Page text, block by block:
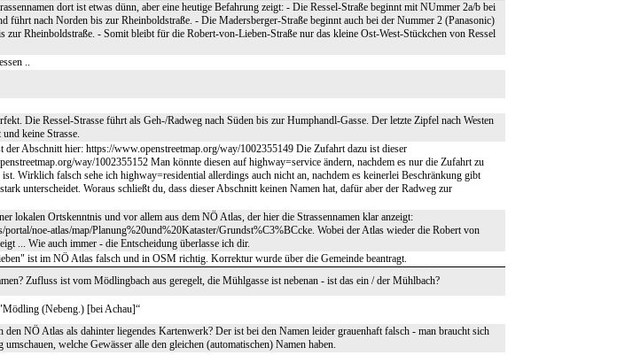
dort ist etwas dünn, aber eine heutige Befahrung zeigt: - Die Ressel-Straße beginnt mit NUmmer 2a/b bei
führt nach Norden bis zur Rheinboldstraße. - Die Madersberger-Straße beginnt auch bei der Nummer 2 (Panasonic)
zur Rheinboldstraße. - Somit bleibt für die Robert-von-Lieben-Straße nur das kleine Ost-West-Stückchen von Ressel
..
Die Ressel-Strasse führt als Geh-/Radweg nach Süden bis zur Humphandl-Gasse. Der letzte Zipfel nach Westen
keine Strasse.
der Abschnitt hier: https://www.openstreetmap.org/way/1002355149 Die Zufahrt dazu ist dieser
way/1002355152 Man könnte diesen auf highway=service ändern, nachdem es nur die Zufahrt zu
Wirklich falsch sehe ich highway=residential allerdings auch nicht an, nachdem es keinerlei Beschränkung gibt
unterscheidet. Woraus schließt du, dass dieser Abschnitt keinen Namen hat, dafür aber der Radweg zur
lokalen Ortskenntnis und vor allem aus dem NÖ Atlas, der hier die Strassennamen klar anzeigt:
portal/noe-atlas/map/Planung%20und%20Kataster/Grundst%C3%BCcke. Wobei der Atlas wieder die Robert von
... Wie auch immer - die Entscheidung überlasse ich dir.
ist im NÖ Atlas falsch und in OSM richtig. Korrektur wurde über die Gemeinde beantragt.
Zufluss ist vom Mödlingbach aus geregelt, die Mühlgasse ist nebenan - ist das ein / der Mühlbach?
(Nebeng.) [bei Achau]“
den NÖ Atlas als dahinter liegendes Kartenwerk? Der ist bei den Namen leider grauenhaft falsch - man braucht sich
welche Gewässer alle den gleichen (automatischen) Namen haben.